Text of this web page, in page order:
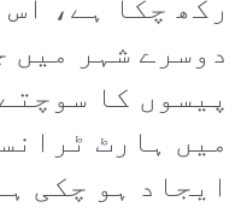
رکھ چکا ہے،
دوسرے شہر
پیسوں کا
میں ہارٹ
ایجاد ہو چکی